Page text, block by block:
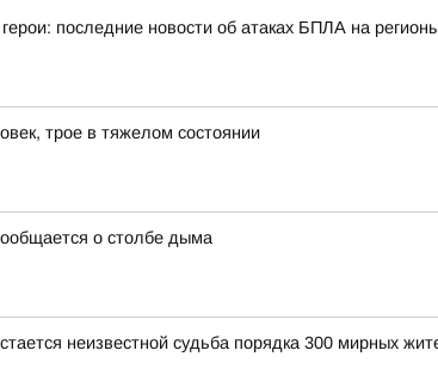
последние новости об атаках БПЛА на
трое в тяжелом состоянии
о столбе дыма
неизвестной судьба порядка 300 мирных